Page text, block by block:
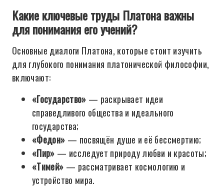
Какие ключевые труды Платона важны
для понимания его учений?
Основные диалоги Платона, которые стоит изучить
для глубокого понимания платонической философии,
включают:
«Государство» — раскрывает идеи
справедливого общества и идеального
государства;
«Федон» — посвящён душе и её бессмертию;
«Пир» — исследует природу любви и красоты;
«Тимей» — рассматривает космологию и
устройство мира.